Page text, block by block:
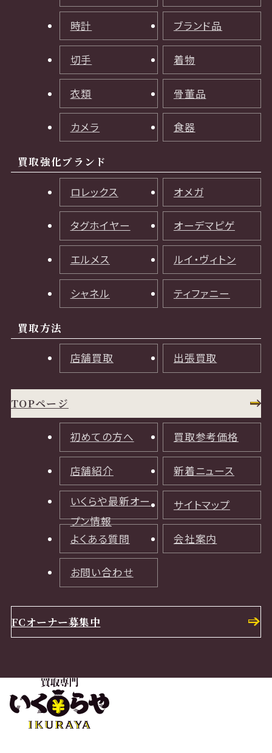
時計 ブランド品
切手 着物
衣類 骨董品
カメラ 食器
買取強化ブランド
ロレックス オメガ
タグホイヤー オーデマピゲ
エルメス ルイ・ヴィトン
シャネル ティファニー
買取方法
店舗買取 出張買取
TOPページ
初めての方へ 買取参考価格
店舗紹介 新着ニュース
いくらや最新オー
プン情報
サイトマップ
よくある質問 会社案内
お問い合わせ
FCオーナー募集中